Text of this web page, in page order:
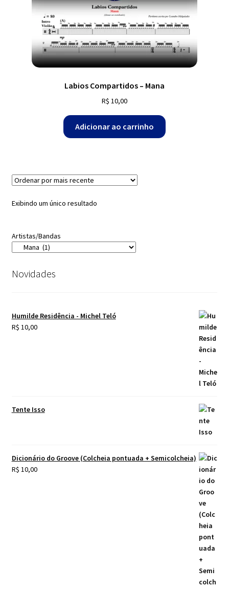
Dúvidas
Mapa do site
Labios Compartidos – Mana
R$ 10,00
Adicionar ao carrinho
Exibindo um único resultado
Artistas/Bandas
Novidades
Humilde Residência - Michel Teló
R$ 10,00
Tente Isso
Dicionário do Groove (Colcheia pontuada + Semicolcheia)
R$ 10,00